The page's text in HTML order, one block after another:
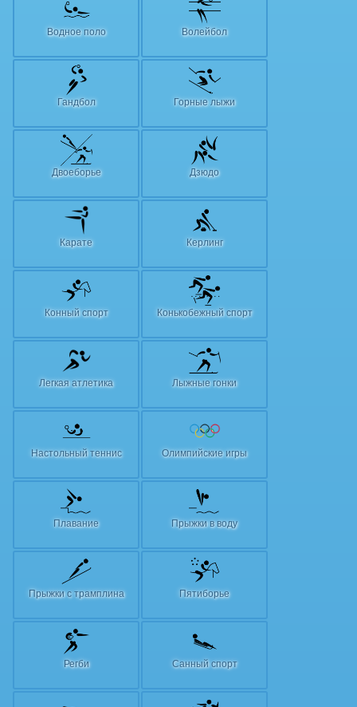
Водное поло Волейбол
Гандбол Горные лыжи
Двоеборье Дзюдо
Карате Керлинг
Конный спорт Конькобежный спорт
Легкая атлетика Лыжные гонки
Настольный теннис Олимпийские игры
Плавание Прыжки в воду
Прыжки с трамплина Пятиборье
Регби Санный спорт